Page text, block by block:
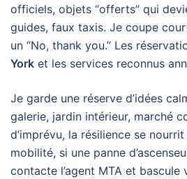
officiels, objets “offerts” qui
guides, faux taxis. Je coupe
un “No, thank you.” Les
York et les services reconnus
Je garde une réserve d’idées
galerie, jardin intérieur, marché
d’imprévu, la résilience se
mobilité, si une panne
contacte l’agent MTA et bascule